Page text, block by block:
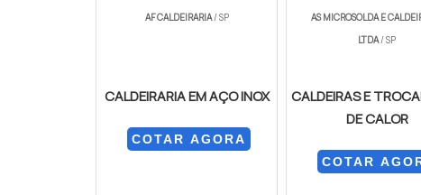
AF CALDEIRARIA/ SP
CALDEIRARIA EM AÇO INOX
COTAR AGORA
AS MICROSOLDA E
LTDA/ SP
CALDEIRAS E
DE CALOR
COTAR